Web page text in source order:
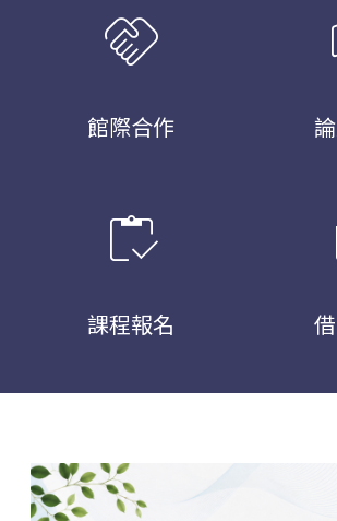
handshake
館際合作
inventory
課程報名